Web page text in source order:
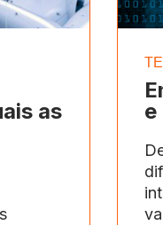
as
e